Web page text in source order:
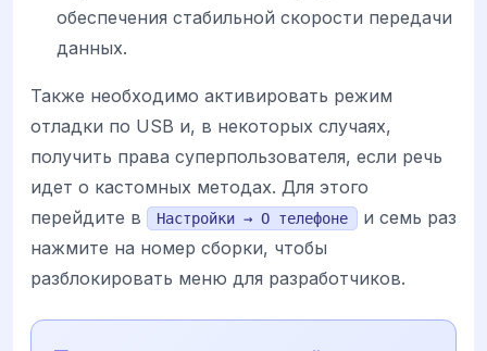
обеспечения стабильной скорости передачи
данных.
Также необходимо активировать режим
отладки по USB и, в некоторых случаях,
получить права суперпользователя, если речь
идет о кастомных методах. Для этого
перейдите в
Настройки → О телефоне
и семь раз
нажмите на номер сборки, чтобы
разблокировать меню для разработчиков.